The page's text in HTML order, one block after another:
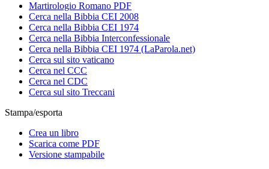
Martirologio Romano PDF
Cerca nella Bibbia CEI 2008
Cerca nella Bibbia CEI 1974
Cerca nella Bibbia Interconfessionale
Cerca nella Bibbia CEI 1974 (LaParola.net)
Cerca sul sito vaticano
Cerca nel CCC
Cerca nel CDC
Cerca sul sito Treccani
Stampa/esporta
Crea un libro
Scarica come PDF
Versione stampabile